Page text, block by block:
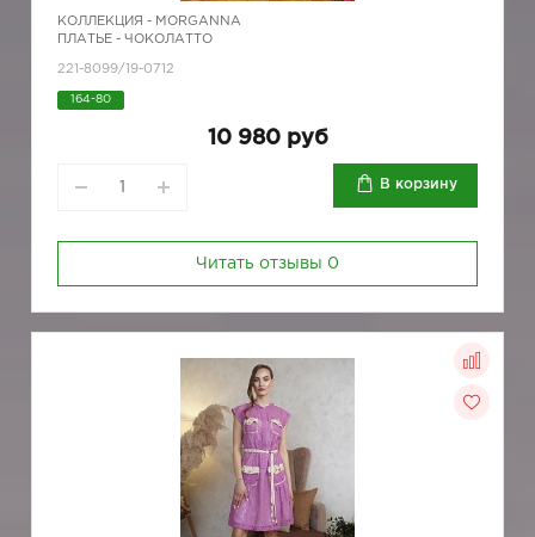
КОЛЛЕКЦИЯ - MORGANNA
ПЛАТЬЕ - ЧОКОЛАТТО
221-8099/19-0712
164-80
10 980 руб
В корзину
Читать отзывы 0